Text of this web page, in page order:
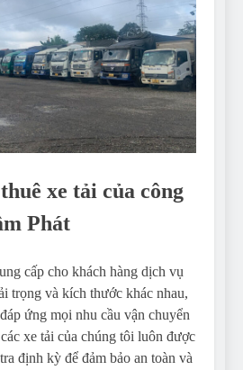
xe tải của công
Phát
cấp cho khách hàng dịch vụ
trọng và kích thước khác nhau,
ứng mọi nhu cầu vận chuyển
xe tải của chúng tôi luôn được
định kỳ để đảm bảo an toàn và